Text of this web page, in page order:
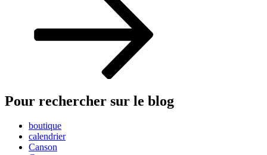
Pour rechercher sur le blog
boutique
calendrier
Canson